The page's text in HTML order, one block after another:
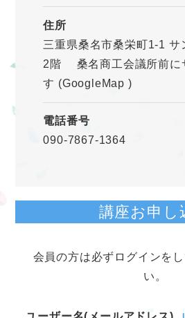
住所
三重県桑名市桑栄町1-1 サ
2階 桑名商工会議所前に
す (GoogleMap )
電話番号
090-7867-1364
講座お申し
会員の方は必ずログインを
い。